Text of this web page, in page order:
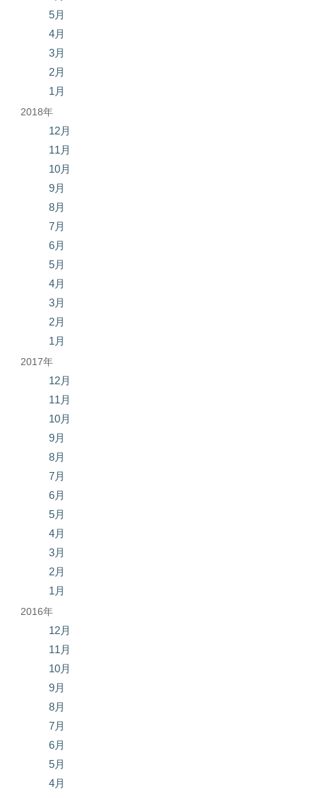
5月
4月
3月
2月
1月
2018年
12月
11月
10月
9月
8月
7月
6月
5月
4月
3月
2月
1月
2017年
12月
11月
10月
9月
8月
7月
6月
5月
4月
3月
2月
1月
2016年
12月
11月
10月
9月
8月
7月
6月
5月
4月